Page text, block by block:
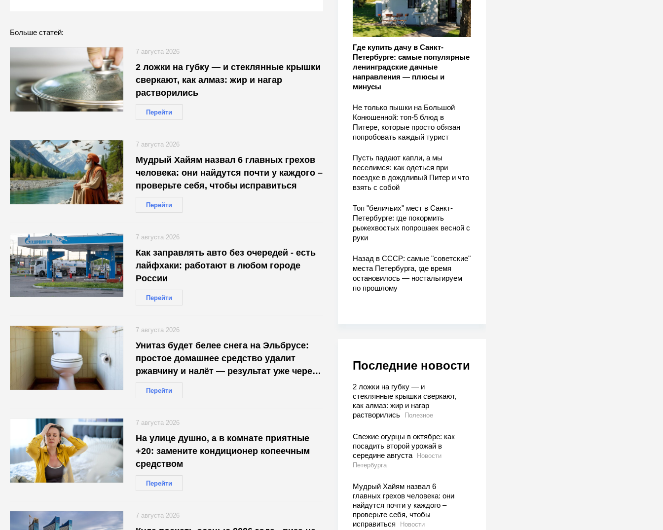
Где купить дачу в Санкт-
Петербурге: самые популярные
ленинградские дачные
направления — плюсы и
минусы
Не только пышки на Большой
Конюшенной: топ-5 блюд в
Питере, которые просто обязан
попробовать каждый турист
Пусть падают капли, а мы
веселимся: как одеться при
поездке в дождливый Питер и что
взять с собой
Топ "беличьих" мест в Санкт-
Петербурге: где покормить
рыжехвостых попрошаек весной с
руки
Назад в СССР: самые "советские"
места Петербурга, где время
остановилось — ностальгируем
по прошлому
Последние новости
2 ложки на губку — и
стеклянные крышки сверкают,
как алмаз: жир и нагар
растворились
Полезное
Свежие огурцы в октябре: как
посадить второй урожай в
середине августа
Новости
Петербурга
Мудрый Хайям назвал 6
главных грехов человека: они
найдутся почти у каждого –
проверьте себя, чтобы
исправиться
Новости
Больше статей:
2 ложки на губку — и стеклянные крышки
сверкают, как алмаз: жир и нагар
растворились
Перейти
7 августа 2026
Мудрый Хайям назвал 6 главных грехов
человека: они найдутся почти у каждого –
проверьте себя, чтобы исправиться
Перейти
7 августа 2026
Как заправлять авто без очередей - есть
лайфхаки: работают в любом городе
России
Перейти
7 августа 2026
Унитаз будет белее снега на Эльбрусе:
простое домашнее средство удалит
ржавчину и налёт — результат уже через
Перейти
7 августа 2026
На улице душно, а в комнате приятные
+20: замените кондиционер копеечным
средством
Перейти
7 августа 2026
7 августа 2026